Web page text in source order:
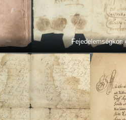
Fejedelemségkori